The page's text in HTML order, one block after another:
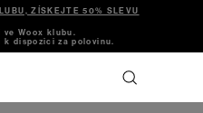
ZÍSKEJTE 50% SLEVU
ve Woox klubu.
k dispozici za polovinu.